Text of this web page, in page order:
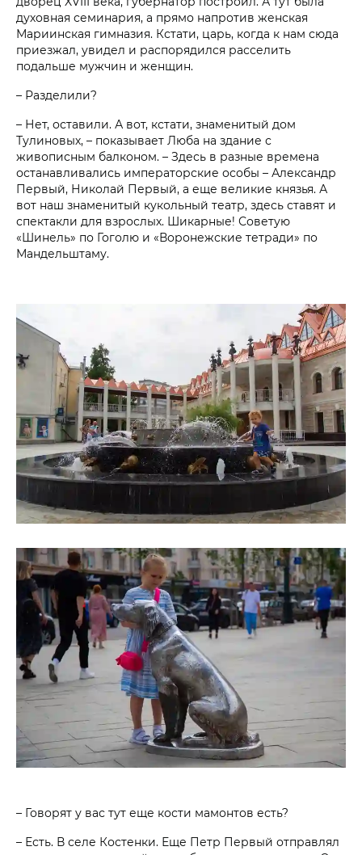
духовная семинария, а прямо напротив женская
Мариинская гимназия. Кстати, царь, когда к нам сюда
приезжал, увидел и распорядился расселить
подальше мужчин и женщин.
– Разделили?
– Нет, оставили. А вот, кстати, знаменитый дом
Тулиновых, – показывает Люба на здание с
живописным балконом. – Здесь в разные времена
останавливались императорские особы – Александр
Первый, Николай Первый, а еще великие князья. А
вот наш знаменитый кукольный театр, здесь ставят и
спектакли для взрослых. Шикарные! Советую
«Шинель» по Гоголю и «Воронежские тетради» по
Мандельштаму.
– Говорят у вас тут еще кости мамонтов есть?
– Есть. В селе Костенки. Еще Петр Первый отправлял